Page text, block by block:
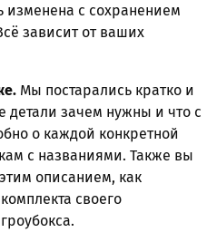
изменена с сохранением
зависит от ваших
Мы постарались кратко и
детали зачем нужны и что с
о каждой конкретной
с названиями. Также вы
описанием, как
своего